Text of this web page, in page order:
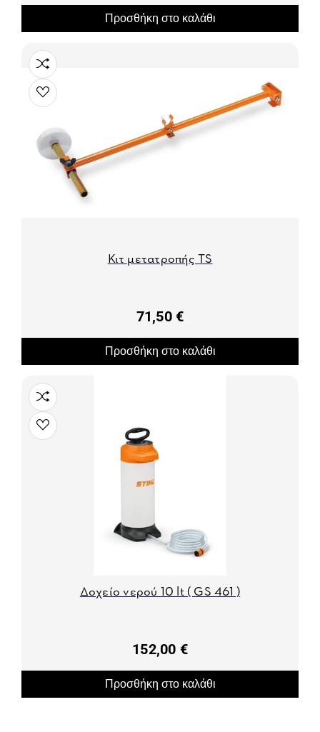
Προσθήκη στο καλάθι
Κιτ μετατροπής TS
71,50 €
Προσθήκη στο καλάθι
Δοχείο νερού 10 lt ( GS 461 )
152,00 €
Προσθήκη στο καλάθι